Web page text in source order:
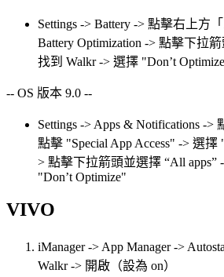
Settings -> Battery -> 點擊右上方
Battery Optimization -> 點擊下拉
找到 Walkr -> 選擇 "Don’t
-- OS 版本 9.0 --
Settings -> Apps & Notifications -
點擊 "Special App Access" -> 選擇
> 點擊下拉箭頭並選擇 “All apps”
"Don’t Optimize"
VIVO
iManager -> App Manager ->
Walkr -> 開啟（設為 on）